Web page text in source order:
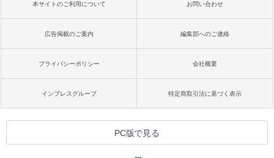
本サイトのご利用について お問い合わせ
広告掲載のご案内 編集部へのご連絡
プライバシーポリシー 会社概要
インプレスグループ 特定商取引法に基づく表示
PC版で見る